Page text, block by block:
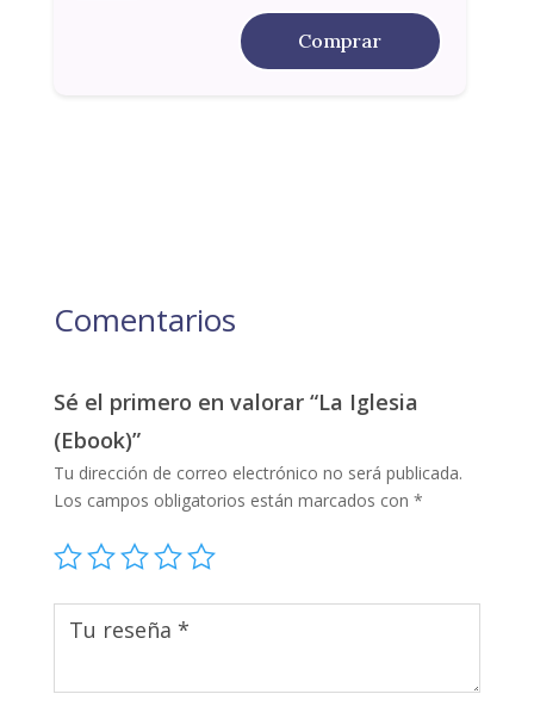
Comprar
Comentarios
Sé el primero en valorar “La Iglesia
(Ebook)”
Tu dirección de correo electrónico no será publicada.
Los campos obligatorios están marcados con *